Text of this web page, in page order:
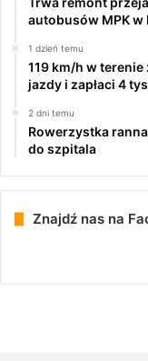
autobusów MPK w
1 dzień temu
119 km/h w
jazdy i zapłaci 4
2 dni temu
Rowerzystka
do szpitala
Znajdź nas na